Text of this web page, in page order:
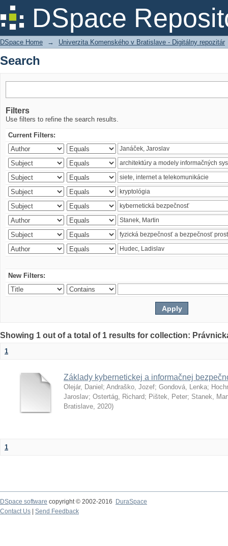
DSpace
Search
DSpace Home → Univerzita Komenského v Bratislave - Digitálny repozitár
Search
Filters
Use filters to refine the search results.
Current Filters:
New Filters:
Showing 1 out of a total of 1 results for collection:
1
Základy kybernetickej a informačnej
Olejár, Daniel ; Andraško, Jozef; Gondová, Lenka;
Jaroslav; Ostertág, Richard; Pištek, Peter; Stanek,
Bratislave, 2020)
1
DSpace software copyright © 2002-2016
DuraSpace
Contact Us
Send Feedback